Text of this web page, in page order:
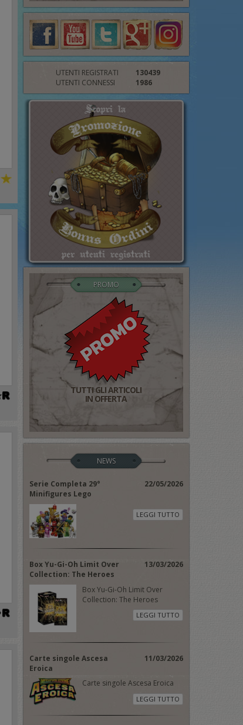
UTENTI REGISTRATI
130439
UTENTI CONNESSI
1986
PROMO
TUTTI GLI ARTICOLI
IN OFFERTA
NEWS
Serie Completa 29°
Minifigures Lego
22/05/2026
LEGGI TUTTO
Box Yu-Gi-Oh Limit Over
Collection: The Heroes
13/03/2026
Box Yu-Gi-Oh Limit Over
Collection: The Heroes
LEGGI TUTTO
Carte singole Ascesa
Eroica
11/03/2026
Carte singole Ascesa Eroica
LEGGI TUTTO